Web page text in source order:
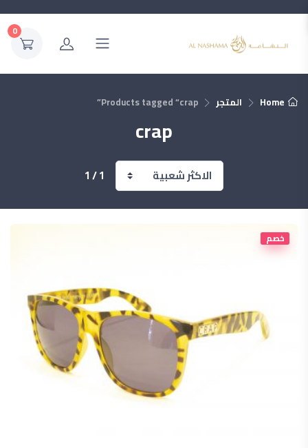
0
Home المتجر Products tagged “crap”
crap
1 / 1
خصم